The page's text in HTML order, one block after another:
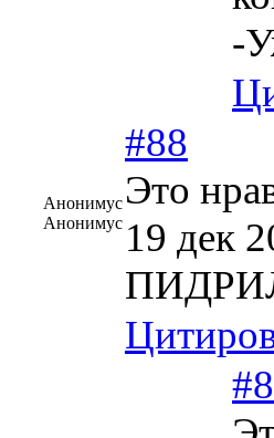
-
Анонимус
Анонимус
#88
Это
19 дек